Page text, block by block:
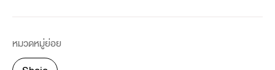
หมวดหมู่ย่อย